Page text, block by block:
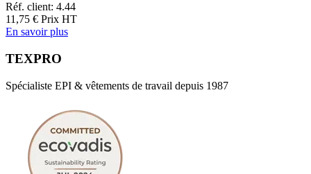
Réf. client: 4.44
11,75 € Prix HT
En savoir plus
TEXPRO
Spécialiste EPI & vêtements de travail depuis 1987